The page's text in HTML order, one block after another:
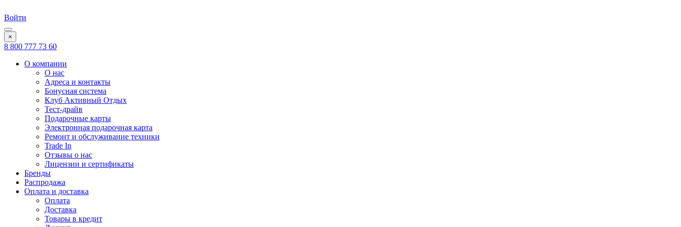
Войти
×
8 800 777 73 60
О компании
О нас
Адреса и контакты
Бонусная система
Клуб Активный Отдых
Тест-драйв
Подарочные карты
Электронная подарочная карта
Ремонт и обслуживание техники
Trade In
Отзывы о нас
Лицензии и сертификаты
Бренды
Распродажа
Оплата и доставка
Оплата
Доставка
Товары в кредит